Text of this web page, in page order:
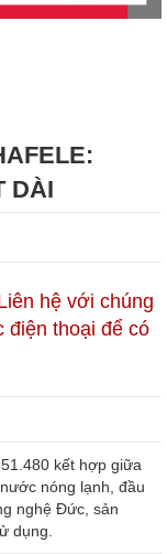
DÀI
hệ với chúng
điện thoại để có
kết hợp giữa
nóng lạnh, đầu
nghệ Đức, sản
dụng.